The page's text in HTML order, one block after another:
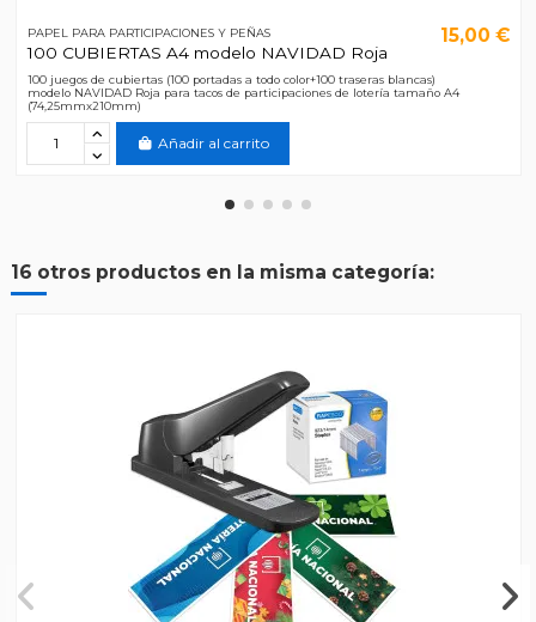
PAPEL PARA PARTICIPACIONES Y PEÑAS
100 CUBIERTAS A4 modelo NAVIDAD Roja
15,00 €
100 juegos de cubiertas (100 portadas a todo color+100 traseras blancas)
modelo NAVIDAD Roja para tacos de participaciones de lotería tamaño A4
(74,25mmx210mm)
Añadir al carrito
16 otros productos en la misma categoría: